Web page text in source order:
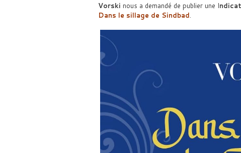
Vorski nous a demandé de publier une I
Dans le sillage de Sindbad.